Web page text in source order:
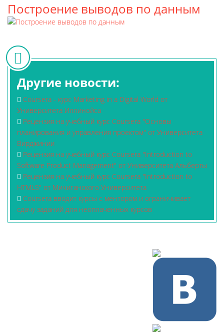
Построение выводов по данным
Другие новости:
Coursera - курс Marketing in a Digital World от
Университета Иллинойса
Рецензия на учебный курс Coursera "Основы
планирования и управления проектом" от Университета
Вирджинии
Рецензия на учебный курс Coursera "Introduction to
Software Product Management" от Университета Альберты
Рецензия на учебный курс Coursera "Introduction to
HTML5" от Мичиганского Университета
Coursera вводит курсы с ментором и ограничивает
сдачу заданий для неоплаченных курсов